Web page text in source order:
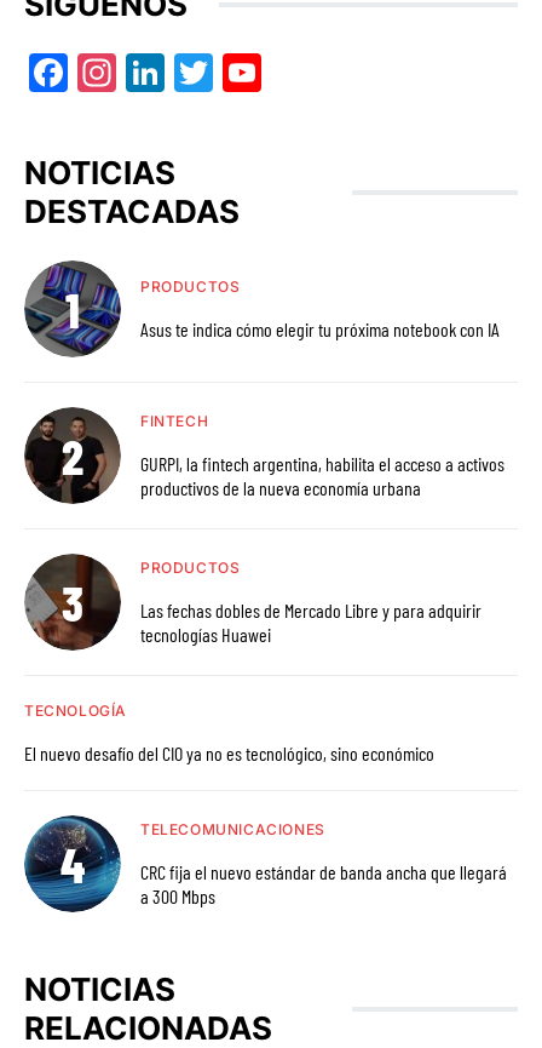
Facebook
Instagram
LinkedIn
Twitter
NOTICIAS
DESTACADAS
PRODUCTOS
Asus te indica cómo elegir tu próxima notebook con IA
FINTECH
GURPI, la fintech argentina, habilita el acceso a activos
productivos de la nueva economía urbana
PRODUCTOS
Las fechas dobles de Mercado Libre y para adquirir
tecnologías Huawei
TECNOLOGÍA
El nuevo desafío del CIO ya no es tecnológico, sino económico
TELECOMUNICACIONES
CRC fija el nuevo estándar de banda ancha que llegará
a 300 Mbps
NOTICIAS
RELACIONADAS